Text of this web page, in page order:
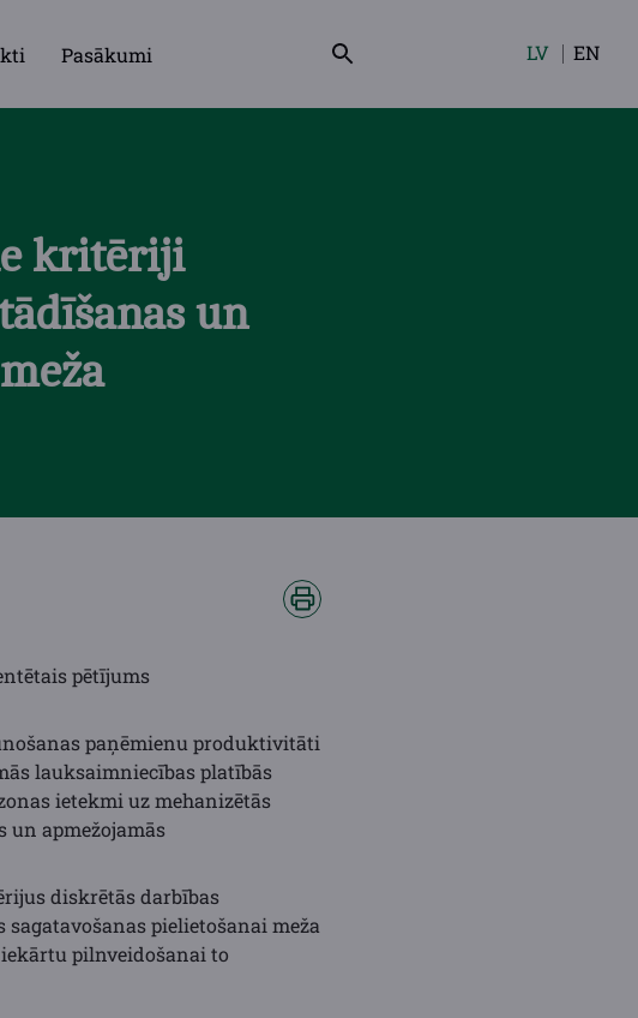
Pasākumi
Izvēlieties
LV EN
kritēriji
un
pētījums
paņēmienu produktivitāti
lauksaimniecības platībās
ietekmi uz mehanizētās
un apmežojamās
diskrētās darbības
pielietošanai meža
pilnveidošanai to